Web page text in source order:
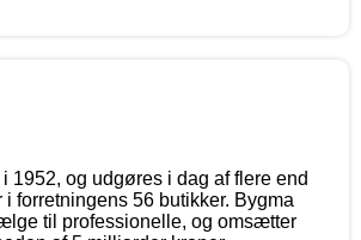
1952, og udgøres i dag af flere end
i forretningens 56 butikker. Bygma
til professionelle, og omsætter